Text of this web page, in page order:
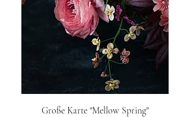
Große Karte "Mellow Spring"